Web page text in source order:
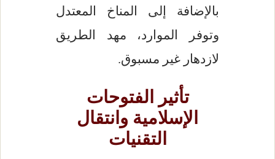
بالإضافة إلى المناخ المعتدل
وتوفر الموارد، مهد الطريق
لازدهار غير مسبوق.
تأثير الفتوحات
الإسلامية وانتقال
التقنيات